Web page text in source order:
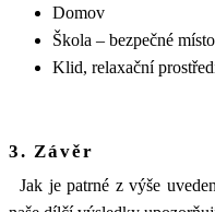
Domov
Škola – bezpečné
Klid, relaxační
3. Závěr
Jak je patrné z výše